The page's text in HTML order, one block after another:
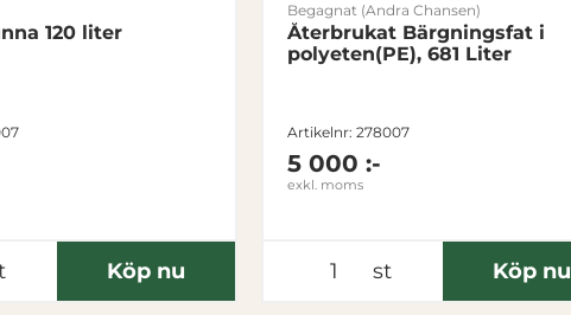
120 liter
Köp nu
Begagnat (Andra Chansen)
Återbrukat Bärgningsfat i
polyeten(PE), 681 Liter
Artikelnr: 278007
5 000 :-
exkl. moms
st Köp nu